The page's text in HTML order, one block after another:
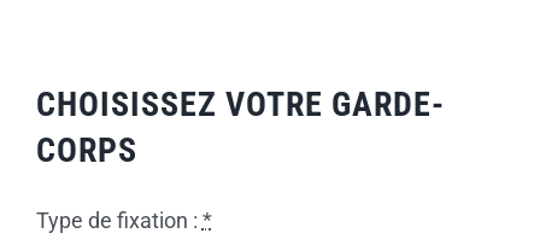
CHOISISSEZ VOTRE GARDE-
CORPS
Type de fixation : *